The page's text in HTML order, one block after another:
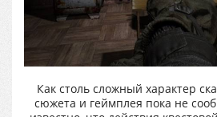
Как столь сложный характер
сюжета и геймплея пока не